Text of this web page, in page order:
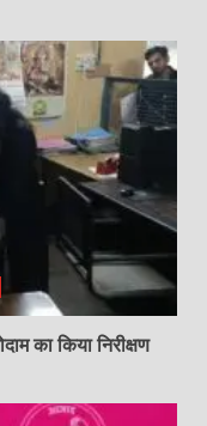
का किया निरीक्षण